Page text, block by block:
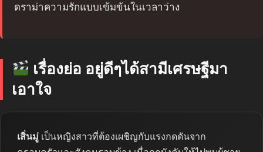
ดราม่าความรักแบบเข้มข้นในเวลาว่าง
เรื่องย่อ อยู่ดีๆได้สามีเศรษฐีมา
เอาใจ
เสิ่นมู่ เป็นหญิงสาวที่ต้องเผชิญกับแรงกดดันจาก